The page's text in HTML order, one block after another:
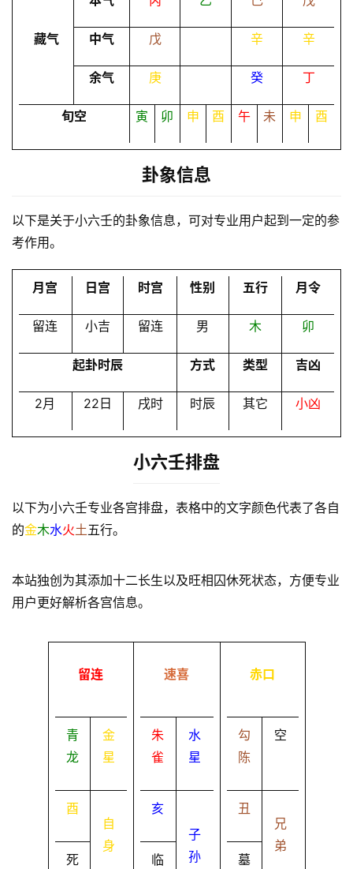
解
服
务
登录
藏气 中气 戊 辛 辛
余气 庚 癸 丁
旬空 寅 卯 申 酉 午 未 申 酉
卦象信息
以下是关于小六壬的卦象信息，可对专业用户起到一定的参
考作用。
月宫 日宫 时宫 性别 五行 月令
留连 小吉 留连 男 木 卯
起卦时辰 方式 类型 吉凶
2月 22日 戌时 时辰 其它 小凶
小六壬排盘
以下为小六壬专业各宫排盘，表格中的文字颜色代表了各自
的金木水火土五行。
本站独创为其添加十二长生以及旺相囚休死状态，方便专业
用户更好解析各宫信息。
留连
青
龙
金
星
酉
死
自
身
速喜
朱
雀
水
星
亥
临
子
孙
赤口
勾
陈
空
丑
墓
兄
弟